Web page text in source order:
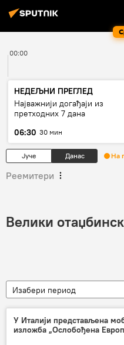
00:00
НЕДЕЉНИ ПРЕГЛЕД
Најважнији догађаји из
претходних 7 дана
06:30 30 мин
Јуче Данас На
Реемитери
Велики
Изабери период
У Италији представљена
изложба „Ослобођена